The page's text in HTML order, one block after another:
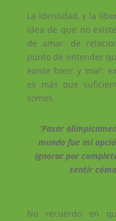
La identidad, y la
idea de que no
de amar, de
punto de entender
existe ‘bien’ y
es más que
somos.
‘Pasar
mundo fue mi
ignorar por
sentir
No recuerdo en